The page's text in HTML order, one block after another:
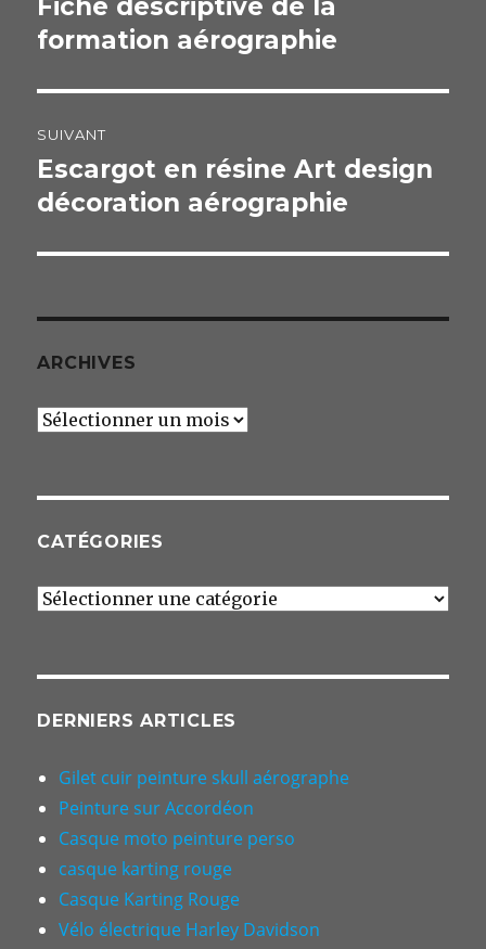
l’article
Publication
précédente :
Fiche descriptive de la
formation aérographie
SUIVANT
Publication
suivante :
Escargot en résine Art design
décoration aérographie
ARCHIVES
Archives
CATÉGORIES
Catégories
DERNIERS ARTICLES
Gilet cuir peinture skull aérographe
Peinture sur Accordéon
Casque moto peinture perso
casque karting rouge
Casque Karting Rouge
Vélo électrique Harley Davidson